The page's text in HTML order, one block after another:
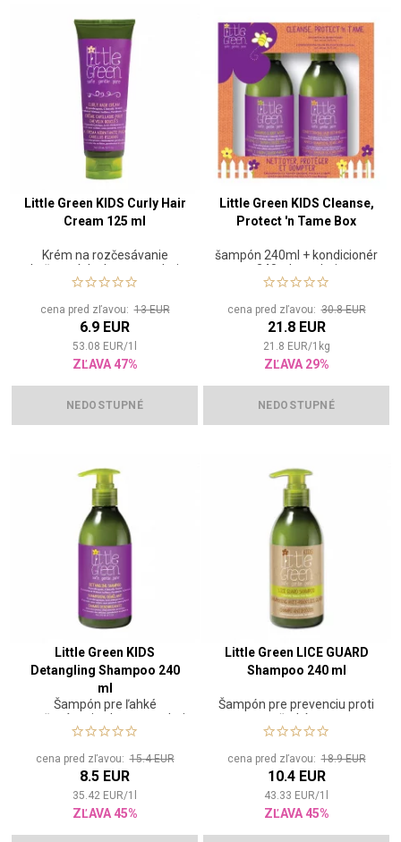
Little Green KIDS Curly Hair
Cream 125 ml
Krém na rozčesávanie
kučeravých vlasov pre deti
cena pred zľavou:13 EUR
6.9 EUR
53.08 EUR/1
ZĽAVA 47%
NEDOSTUPNÉ
Little Green KIDS Cleanse,
Protect 'n Tame Box
šampón 240ml + kondicionér
240ml pre deti
cena pred zľavou:30.8 EUR
21.8 EUR
21.8 EUR/1 kg
ZĽAVA 29%
NEDOSTUPNÉ
Little Green KIDS
Detangling Shampoo 240
ml
Šampón pre ľahké
rozčesávanie vlasov pre deti
cena pred zľavou:15.4 EUR
8.5 EUR
35.42 EUR/1
ZĽAVA 45%
Little Green LICE GUARD
Shampoo 240 ml
Šampón pre prevenciu proti
všetkým
cena pred zľavou:18.9 EUR
10.4 EUR
43.33 EUR/1
ZĽAVA 45%